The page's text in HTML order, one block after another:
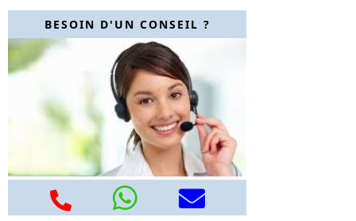
BESOIN D'UN CONSEIL ?